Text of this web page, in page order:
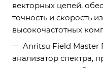
векторных цепей,
точность и скорость
высокочастотных
Anritsu Field Master
анализатор спектра,